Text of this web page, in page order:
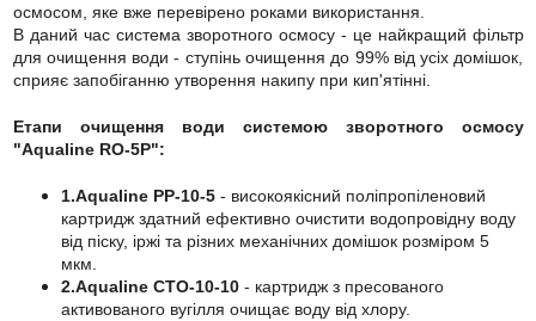
осмосом, яке вже перевірено роками використання.
В даний час система зворотного осмосу - це найкращий фільтр
для очищення води - ступінь очищення до 99% від усіх домішок,
сприяє запобіганню утворення накипу при кип'ятінні.
Етапи очищення води системою зворотного осмосу
"Aqualine RO-5P":
1.Aqualine PP-10-5- високоякісний поліпропіленовий
картридж здатний ефективно очистити водопровідну воду
від піску, іржі та різних механічних домішок розміром 5
мкм.
2.Aqualine CTO-10-10- картридж з пресованого
активованого вугілля очищає воду від хлору.